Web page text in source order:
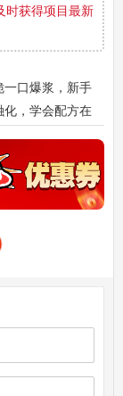
时获得项目最新
一口爆浆，新手
化，学会配方在